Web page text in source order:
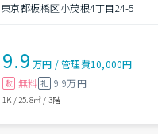
東京都板橋区小茂根4丁目24-5
9.9 万円 /管理費10,000円
敷 無料 礼 9.9万円
1K / 25.8㎡ / 3階